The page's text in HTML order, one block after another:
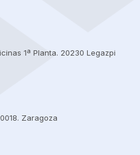
1ª Planta. 20230 Legazpi
Zaragoza